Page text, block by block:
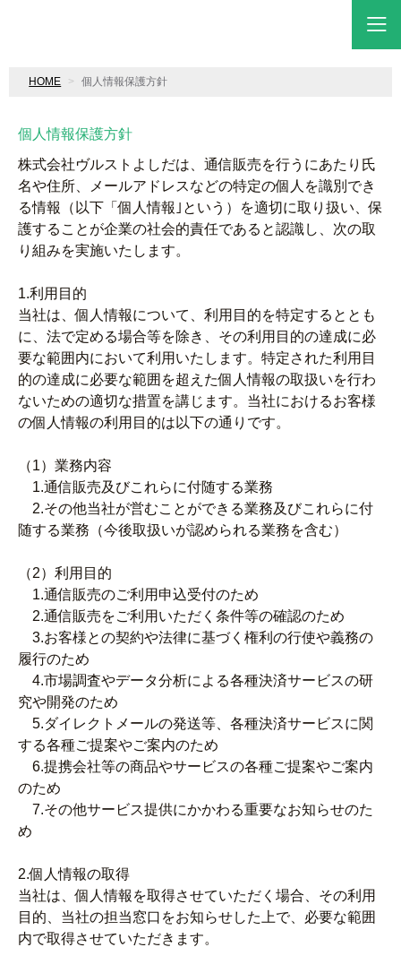
HOME 個人情報保護方針
個人情報保護方針
株式会社ヴルストよしだは、通信販売を行うにあたり氏
名や住所、メールアドレスなどの特定の個人を識別でき
る情報（以下「個人情報｣という）を適切に取り扱い、保
護することが企業の社会的責任であると認識し、次の取
り組みを実施いたします。
1.利用目的
当社は、個人情報について、利用目的を特定するととも
に、法で定める場合等を除き、その利用目的の達成に必
要な範囲内において利用いたします。特定された利用目
的の達成に必要な範囲を超えた個人情報の取扱いを行わ
ないための適切な措置を講じます。当社におけるお客様
の個人情報の利用目的は以下の通りです。
（1）業務内容
1.通信販売及びこれらに付随する業務
2.その他当社が営むことができる業務及びこれらに付
随する業務（今後取扱いが認められる業務を含む）
（2）利用目的
1.通信販売のご利用申込受付のため
2.通信販売をご利用いただく条件等の確認のため
3.お客様との契約や法律に基づく権利の行使や義務の
履行のため
4.市場調査やデータ分析による各種決済サービスの研
究や開発のため
5.ダイレクトメールの発送等、各種決済サービスに関
する各種ご提案やご案内のため
6.提携会社等の商品やサービスの各種ご提案やご案内
のため
7.その他サービス提供にかかわる重要なお知らせのた
め
2.個人情報の取得
当社は、個人情報を取得させていただく場合、その利用
目的、当社の担当窓口をお知らせした上で、必要な範囲
内で取得させていただきます。